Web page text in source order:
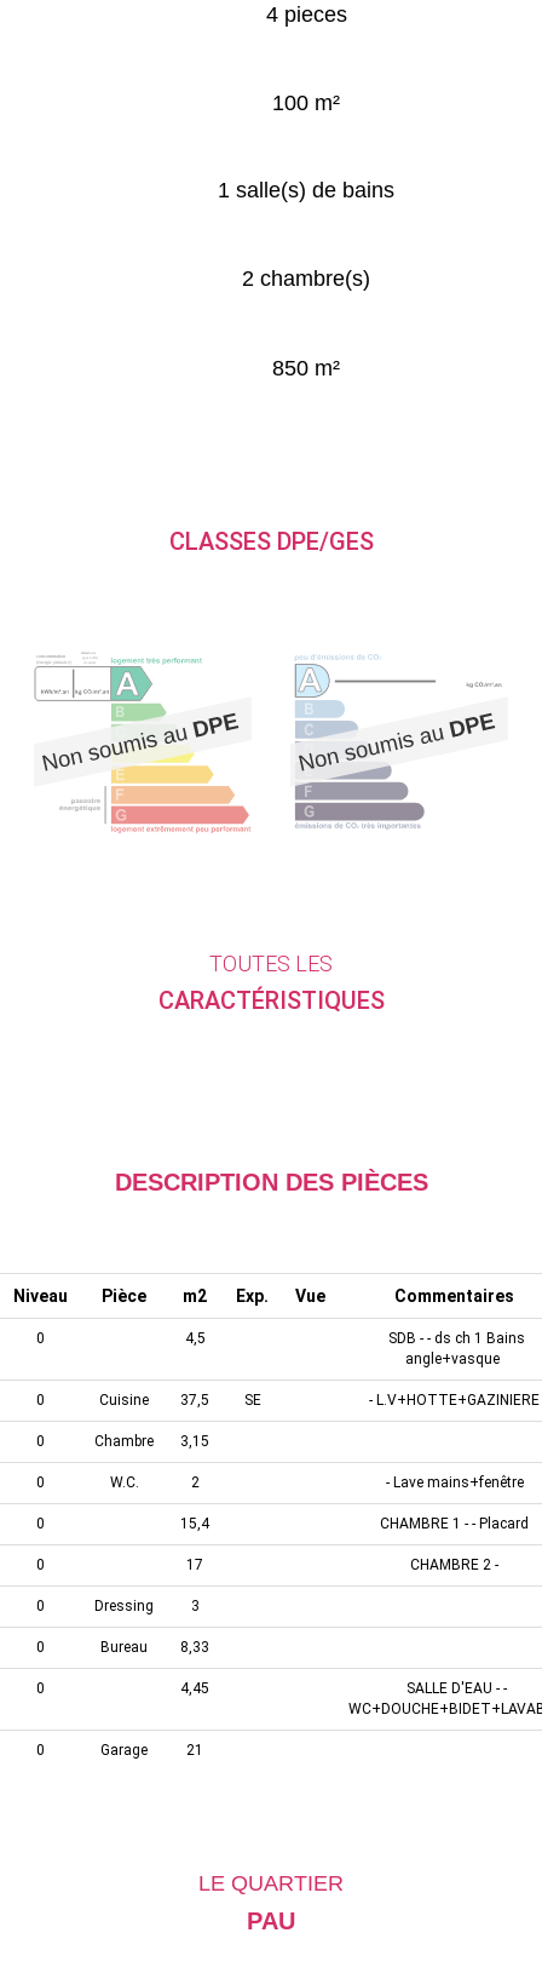
4 pieces
100 m²
1 salle(s) de bains
2 chambre(s)
850 m²
CLASSES DPE/GES
TOUTES LES
CARACTÉRISTIQUES
DESCRIPTION DES PIÈCES
Niveau Pièce m2 Exp. Vue Commentaires
0 4,5
SDB - - ds ch 1 Bains
angle+vasque
0 Cuisine 37,5 SE - L.V+HOTTE+GAZINIERE
0 Chambre 3,15
0 W.C. 2 - Lave mains+fenêtre
0 15,4 CHAMBRE 1 - - Placard
0 17 CHAMBRE 2 -
0 Dressing 3
0 Bureau 8,33
0 4,45
SALLE D'EAU - -
0 Garage 21
LE QUARTIER
PAU